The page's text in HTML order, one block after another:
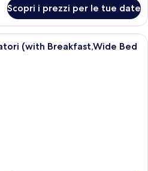
Scopri i prezzi per le tue date
Camera d'albergo moderna con un
(with Breakfast,Wide Bed